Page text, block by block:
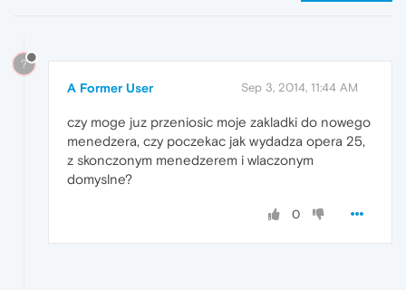
?
A Former User Sep 3, 2014, 11:44 AM
czy moge juz przeniosic moje zakladki do nowego
menedzera, czy poczekac jak wydadza opera 25,
z skonczonym menedzerem i wlaczonym
domyslne?
0